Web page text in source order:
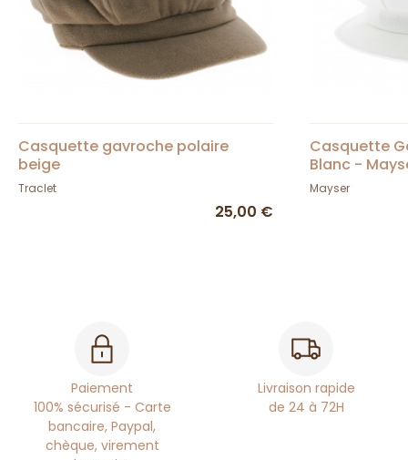
Casquette gavroche polaire
beige
Traclet
25,00 €
Casquette
Blanc -
Mayser
Paiement
100% sécurisé - Carte
bancaire, Paypal,
chèque, virement
Livraison rapide
de 24 à 72H